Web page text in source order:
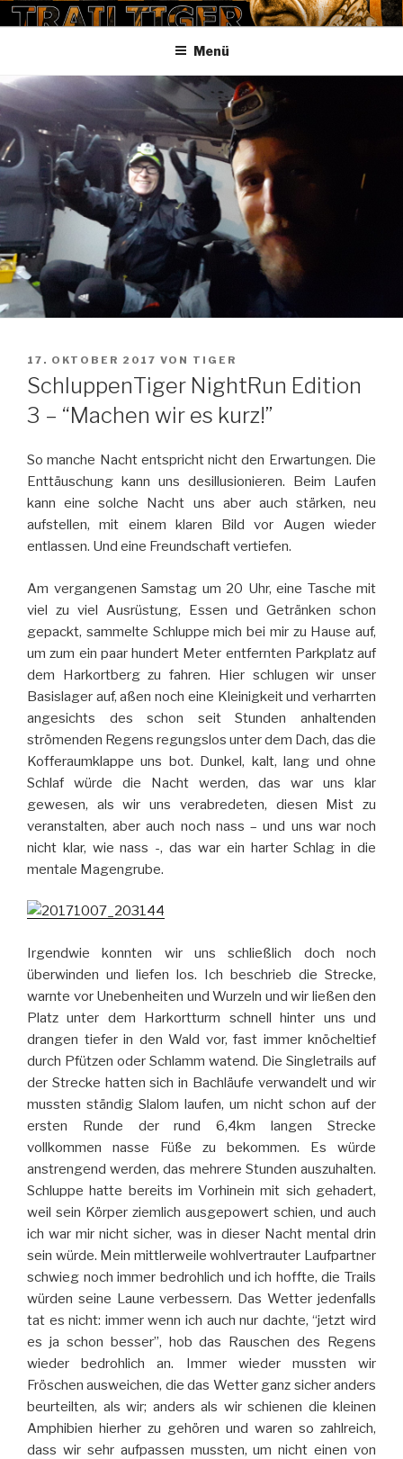
Zum
InhaltTRAILTIGER
Menü
VERÖFFENTLICHT
AM
17. OKTOBER 2017 VON TIGER
SchluppenTiger NightRun Edition
3 – “Machen wir es kurz!”
So manche Nacht entspricht nicht den Erwartungen. Die
Enttäuschung kann uns desillusionieren. Beim Laufen
kann eine solche Nacht uns aber auch stärken, neu
aufstellen, mit einem klaren Bild vor Augen wieder
entlassen. Und eine Freundschaft vertiefen.
Am vergangenen Samstag um 20 Uhr, eine Tasche mit
viel zu viel Ausrüstung, Essen und Getränken schon
gepackt, sammelte Schluppe mich bei mir zu Hause auf,
um zum ein paar hundert Meter entfernten Parkplatz auf
dem Harkortberg zu fahren. Hier schlugen wir unser
Basislager auf, aßen noch eine Kleinigkeit und verharrten
angesichts des schon seit Stunden anhaltenden
strömenden Regens regungslos unter dem Dach, das die
Kofferaumklappe uns bot. Dunkel, kalt, lang und ohne
Schlaf würde die Nacht werden, das war uns klar
gewesen, als wir uns verabredeten, diesen Mist zu
veranstalten, aber auch noch nass – und uns war noch
nicht klar, wie nass -, das war ein harter Schlag in die
mentale Magengrube.
Irgendwie konnten wir uns schließlich doch noch
überwinden und liefen los. Ich beschrieb die Strecke,
warnte vor Unebenheiten und Wurzeln und wir ließen den
Platz unter dem Harkortturm schnell hinter uns und
drangen tiefer in den Wald vor, fast immer knöcheltief
durch Pfützen oder Schlamm watend. Die Singletrails auf
der Strecke hatten sich in Bachläufe verwandelt und wir
mussten ständig Slalom laufen, um nicht schon auf der
ersten Runde der rund 6,4km langen Strecke
vollkommen nasse Füße zu bekommen. Es würde
anstrengend werden, das mehrere Stunden auszuhalten.
Schluppe hatte bereits im Vorhinein mit sich gehadert,
weil sein Körper ziemlich ausgepowert schien, und auch
ich war mir nicht sicher, was in dieser Nacht mental drin
sein würde. Mein mittlerweile wohlvertrauter Laufpartner
schwieg noch immer bedrohlich und ich hoffte, die Trails
würden seine Laune verbessern. Das Wetter jedenfalls
tat es nicht: immer wenn ich auch nur dachte, “jetzt wird
es ja schon besser”, hob das Rauschen des Regens
wieder bedrohlich an. Immer wieder mussten wir
Fröschen ausweichen, die das Wetter ganz sicher anders
beurteilten, als wir; anders als wir schienen die kleinen
Amphibien hierher zu gehören und waren so zahlreich,
dass wir sehr aufpassen mussten, um nicht einen von